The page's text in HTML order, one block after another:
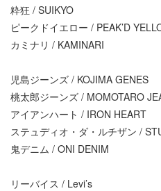
粋狂 / SUIKYO
ピークドイエロー / PEAK’D
カミナリ / KAMINARI
児島ジーンズ / KOJIMA GENES
桃太郎ジーンズ / MOMOTARO
アイアンハート / IRON HEART
ステュディオ・ダ・ルチザン /
鬼デニム / ONI DENIM
リーバイス / Levi’s